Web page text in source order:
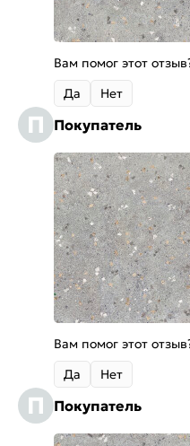
Вам помог этот
Да
Нет
П Покупатель
Вам помог этот
Да
Нет
П Покупатель